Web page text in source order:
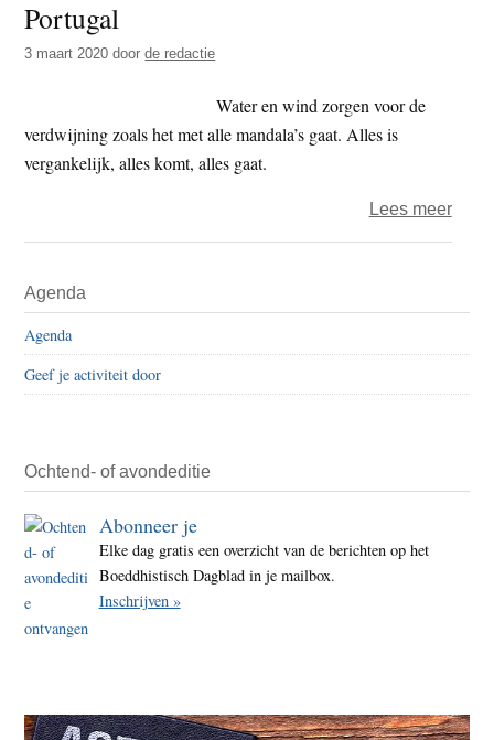
t
e
e
s
e
Portugal
3 maart 2020 doorde redactie
Water en wind zorgen voor de
verdwijning zoals het met alle mandala’s gaat. Alles is
vergankelijk, alles komt, alles gaat.
Lees meerover
in
Sidebar
Agenda
Agenda
Geef je activiteit door
Ochtend- of avondeditie
Abonneer je
Elke dag gratis een overzicht van de berichten op het
Boeddhistisch Dagblad in je mailbox.
Inschrijven »